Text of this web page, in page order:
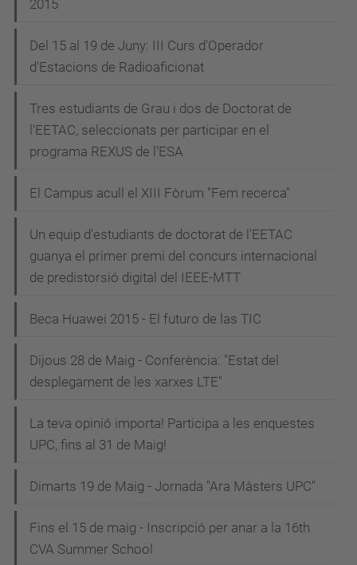
2015
Del 15 al 19 de Juny: III Curs d'Operador
d'Estacions de Radioaficionat
Tres estudiants de Grau i dos de Doctorat de
l'EETAC, seleccionats per participar en el
programa REXUS de l'ESA
El Campus acull el XIII Fòrum "Fem recerca"
Un equip d'estudiants de doctorat de l'EETAC
guanya el primer premi del concurs internacional
de predistorsió digital del IEEE-MTT
Beca Huawei 2015 - El futuro de las TIC
Dijous 28 de Maig - Conferència: "Estat del
desplegament de les xarxes LTE"
La teva opinió importa! Participa a les enquestes
UPC, fins al 31 de Maig!
Dimarts 19 de Maig - Jornada "Ara Màsters UPC"
Fins el 15 de maig - Inscripció per anar a la 16th
CVA Summer School